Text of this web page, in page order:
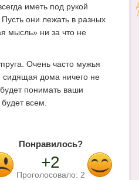
иметь под рукой
Пусть они лежать в разных
мысль» ни за что не
Очень часто мужья
сидящая дома ничего не
понимать ваши
всем.
Понравилось?
+2
Проголосовало: 2